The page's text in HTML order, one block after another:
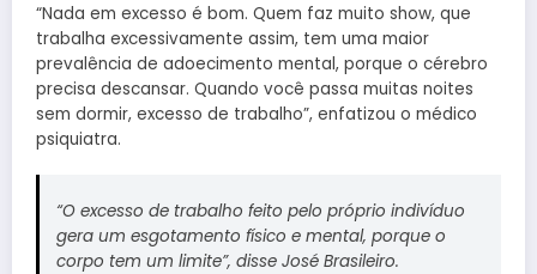
“Nada em excesso é bom. Quem faz muito show, que
trabalha excessivamente assim, tem uma maior
prevalência de adoecimento mental, porque o cérebro
precisa descansar. Quando você passa muitas noites
sem dormir, excesso de trabalho”, enfatizou o médico
psiquiatra.
“O excesso de trabalho feito pelo próprio indivíduo
gera um esgotamento físico e mental, porque o
corpo tem um limite”, disse José Brasileiro.